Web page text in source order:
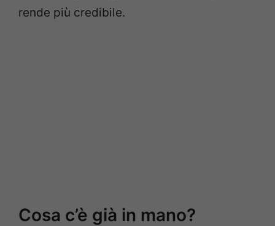
rende più credibile.
Cosa c’è già in mano?